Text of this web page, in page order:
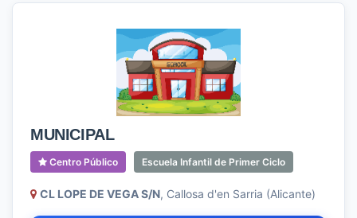
MUNICIPAL
Centro Público Escuela Infantil de Primer Ciclo
CL LOPE DE VEGA S/N, Callosa d'en Sarria (Alicante)